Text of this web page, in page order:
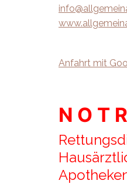
Anfahrt mit
N O T